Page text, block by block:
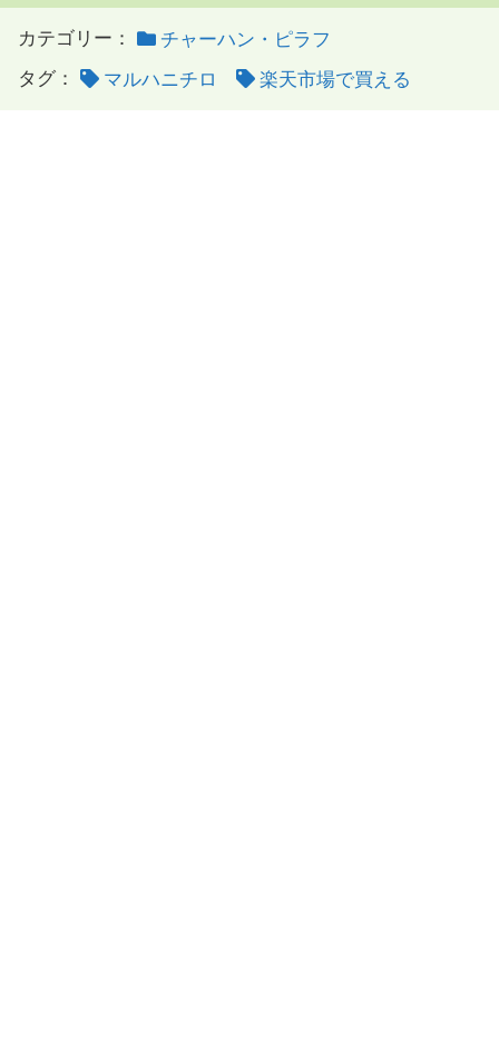
カテゴリー：
チャーハン・ピラフ
タグ：
マルハニチロ 楽天市場で買える